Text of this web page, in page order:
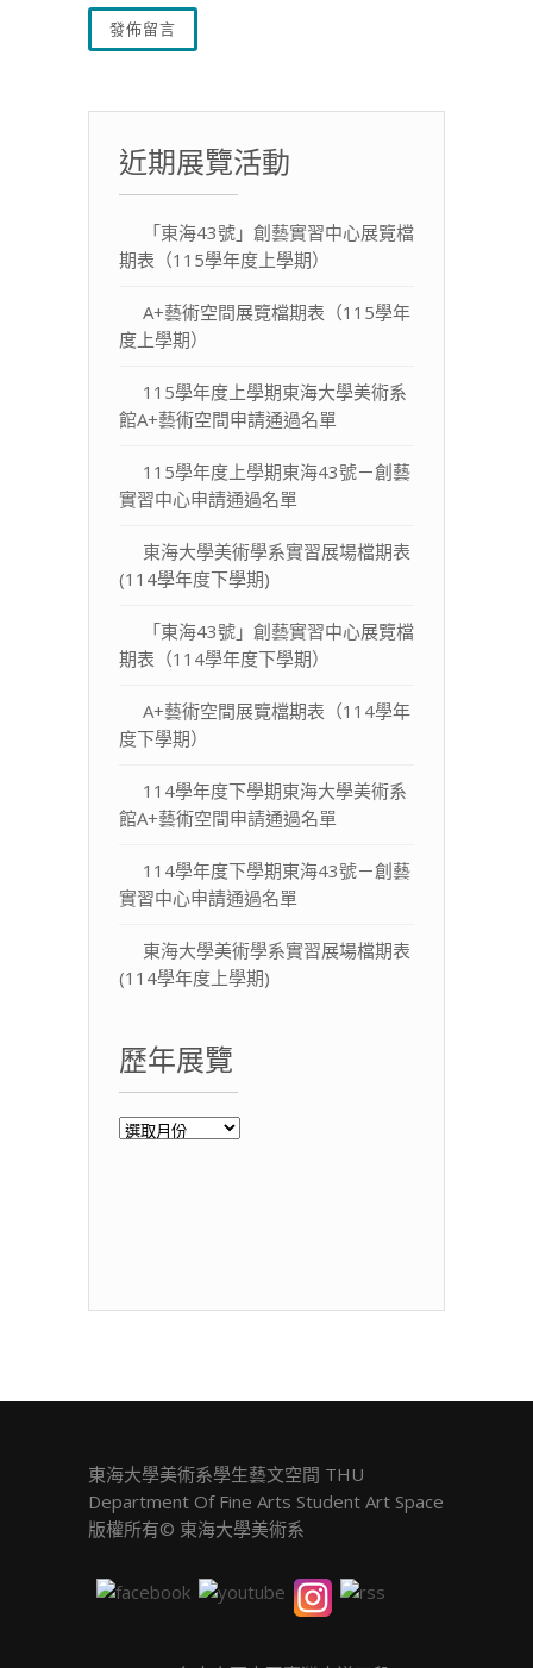
近期展覽活動
「東海43號」創藝實習中心展覽檔
期表（115學年度上學期）
A+藝術空間展覽檔期表（115學年
度上學期）
115學年度上學期東海大學美術系
館A+藝術空間申請通過名單
115學年度上學期東海43號－創藝
實習中心申請通過名單
東海大學美術學系實習展場檔期表
(114學年度下學期)
「東海43號」創藝實習中心展覽檔
期表（114學年度下學期）
A+藝術空間展覽檔期表（114學年
度下學期）
114學年度下學期東海大學美術系
館A+藝術空間申請通過名單
114學年度下學期東海43號－創藝
實習中心申請通過名單
東海大學美術學系實習展場檔期表
(114學年度上學期)
歷年展覽
歷
東海大學美術系學生藝文空間 THU
Department Of Fine Arts Student Art Space
版權所有© 東海大學美術系